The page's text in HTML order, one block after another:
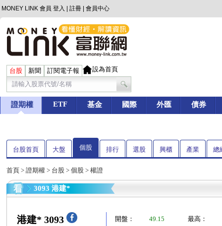
MONEY LINK 會員 登入 註冊 會員中心
台股 新聞 訂閱電子報 設為首頁
證期權 ETF 基金 國際 外匯 債券
台股首頁 大盤 個股 排行 選股 興櫃 產業 總
首頁 > 證期權 > 台股 > 個股 > 權證
3093 港建*
港建* 3093 開盤： 49.15
最高：